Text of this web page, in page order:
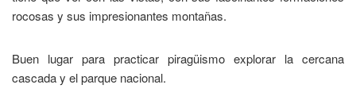
rocosas y sus impresionantes montañas.
Buen lugar para practicar piragüismo explorar la cercana
cascada y el parque nacional.